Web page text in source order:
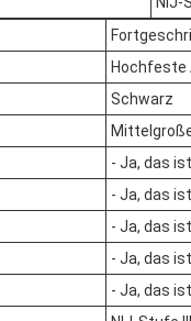
Hochfeste
Schwarz
- Ja, das ist
- Ja, das ist
- Ja, das ist
- Ja, das ist
- Ja, das ist